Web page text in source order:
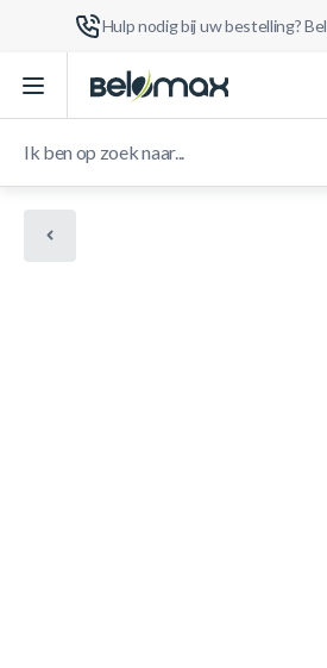
Hulp nodig bij uw bestelling? Bel
Ga naar de inhoud